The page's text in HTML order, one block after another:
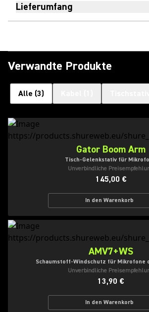
Lieferumfang
Verwandte Produkte
Alle (3)
Gator Boom Arm
Tisch-Gelenkstativ für
Unverbindliche
145,00 €
In den Warenkorb
AMV7+WS
Schaumstoff-Windschutz für Mikrofone
Unverbindliche
13,90 €
In den Warenkorb